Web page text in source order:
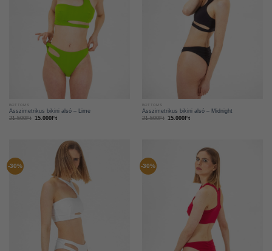
Asszimetrikus bikini alsó – Lime
21.500Ft 15.000 Ft
Asszimetrikus bikini alsó – Midnight
21.500Ft 15.000 Ft
-30% -30%